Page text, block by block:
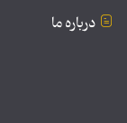
درباره ما